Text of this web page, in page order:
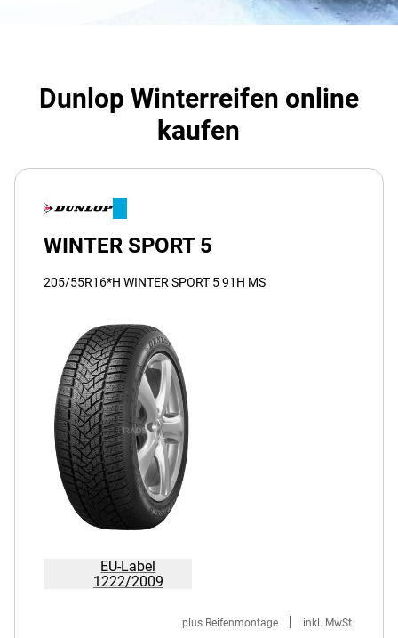
Dunlop Winterreifen online
kaufen
WINTER SPORT 5
205/55R16*H WINTER SPORT 5 91H MS
EU-Label
1222/2009
plus Reifenmontage inkl. MwSt.